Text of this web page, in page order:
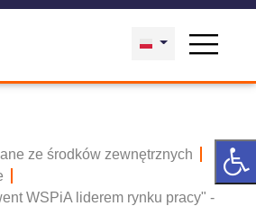
ze środków zewnętrznych
WSPiA liderem rynku pracy" -